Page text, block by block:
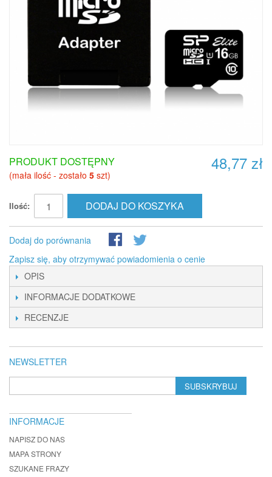
48,77 zł
PRODUKT DOSTĘPNY
(mała ilość - zostało 5 szt)
Ilość: DODAJ DO KOSZYKA
Dodaj do porównania
Zapisz się, aby otrzymywać powiadomienia o cenie
OPIS
INFORMACJE DODATKOWE
RECENZJE
NEWSLETTER
SUBSKRYBUJ
INFORMACJE
NAPISZ DO NAS
MAPA STRONY
SZUKANE FRAZY